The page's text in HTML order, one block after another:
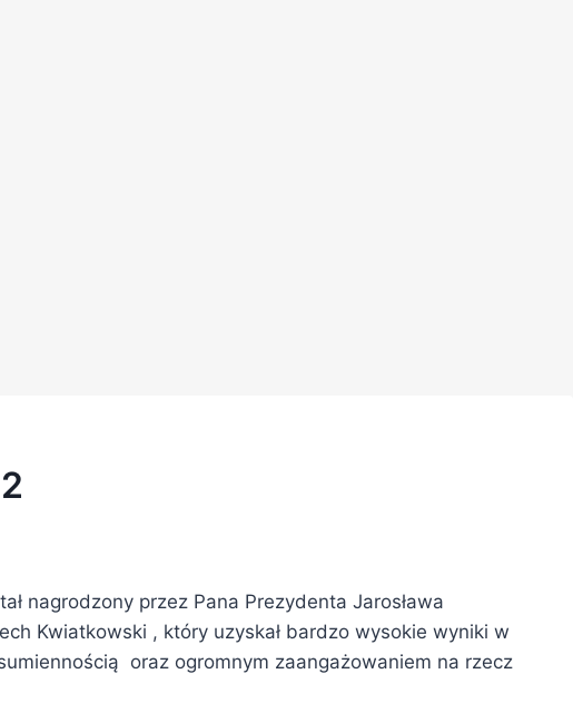
nagrodzony przez Pana Prezydenta Jarosława
Kwiatkowski , który uzyskał bardzo wysokie wyniki w
oraz ogromnym zaangażowaniem na rzecz